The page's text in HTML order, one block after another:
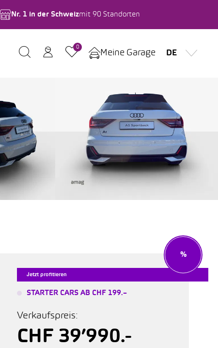
Nr. 1 in der Schweizmit 90 Standorten
0
Meine Garage DE
Jetzt profitieren
%
STARTER CARS AB CHF 199.–
Verkaufspreis:
CHF 39’990.-